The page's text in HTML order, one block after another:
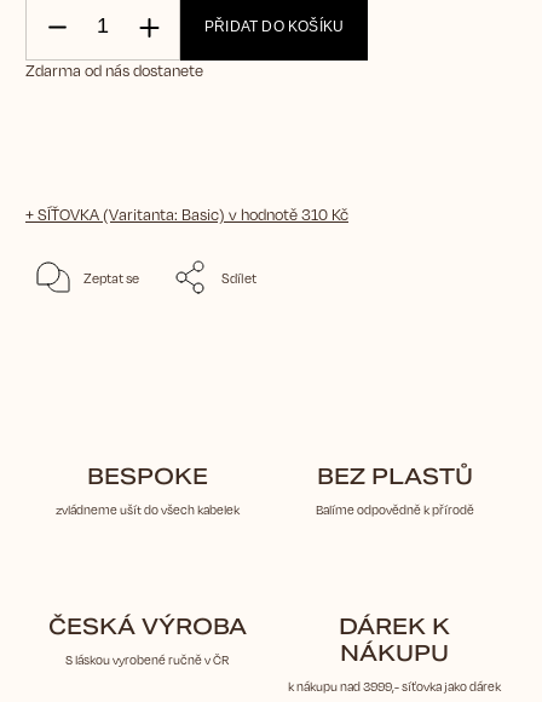
PŘIDAT DO KOŠÍKU
Zdarma od nás dostanete
+ SÍŤOVKA (Varitanta: Basic) v hodnotě 310 Kč
Zeptat se Sdílet
BESPOKE
zvládneme ušít do všech kabelek
BEZ PLASTŮ
Balíme odpovědně k přírodě
ČESKÁ VÝROBA
S láskou vyrobené ručně v ČR
DÁREK K
NÁKUPU
k nákupu nad 3999,- síťovka jako dárek